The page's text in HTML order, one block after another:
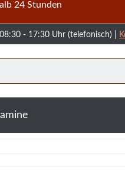
24 Stunden
- 17:30 Uhr (telefonisch) |